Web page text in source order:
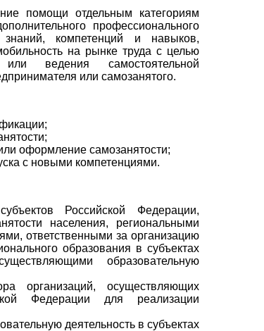
помощи отдельным категориям
профессионального
компетенций и навыков,
на рынке труда с целью
или ведения самостоятельной
или самозанятого.
оформление самозанятости;
с новыми компетенциями.
Российской Федерации,
населения, региональными
ответственными за организацию
образования в субъектах
образовательную
организаций, осуществляющих
Федерации для реализации
деятельность в субъектах